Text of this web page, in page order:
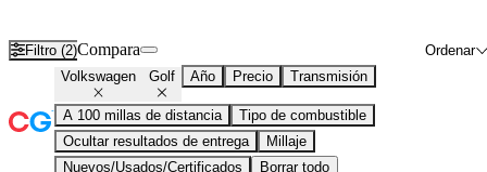
Filtro (2) Ordenar
Compara
Volkswagen Golf Año Precio Transmisión
A 100 millas de distancia
Tipo de combustible
Ocultar resultados de entrega
Millaje
Nuevos/Usados/Certificados
Borrar todo